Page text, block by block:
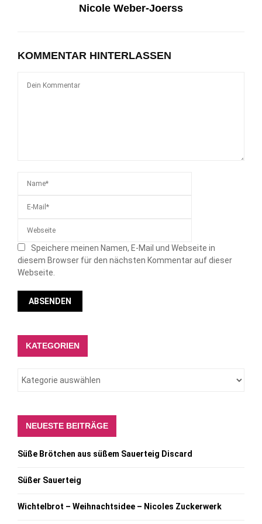
Nicole Weber-Joerss
KOMMENTAR HINTERLASSEN
Speichere meinen Namen, E-Mail und Webseite in
diesem Browser für den nächsten Kommentar auf dieser
Webseite.
KATEGORIEN
NEUESTE BEITRÄGE
Süße Brötchen aus süßem Sauerteig Discard
Süßer Sauerteig
Wichtelbrot – Weihnachtsidee – Nicoles Zuckerwerk